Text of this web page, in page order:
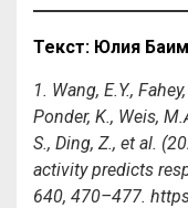
Текст: Юлия
1. Wang, E.Y.,
Ponder, K., Weis,
S., Ding, Z., et al.
activity predicts
640, 470–477.